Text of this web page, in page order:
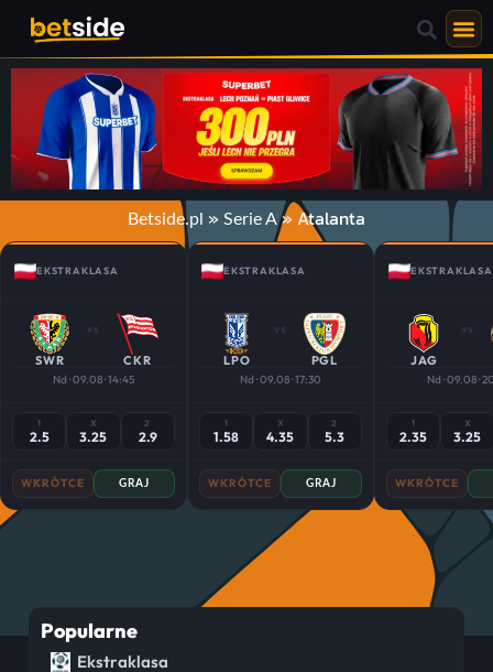
Betside.pl » Serie A»Atalanta
EKSTRAKLASA
SWR
vs
CKR
Nd · 09.08 · 14:45
1
2.5
X
3.25
2
2.9
WKRÓTCE GRAJ
EKSTRAKLASA
LPO
vs
PGL
Nd · 09.08 · 17:30
1
1.58
X
4.35
2
5.3
WKRÓTCE GRAJ
EKSTRAKLASA
JAG
vs
Nd · 09.08 ·
1
2.35
X
3.25
WKRÓTCE
Popularne
Ekstraklasa